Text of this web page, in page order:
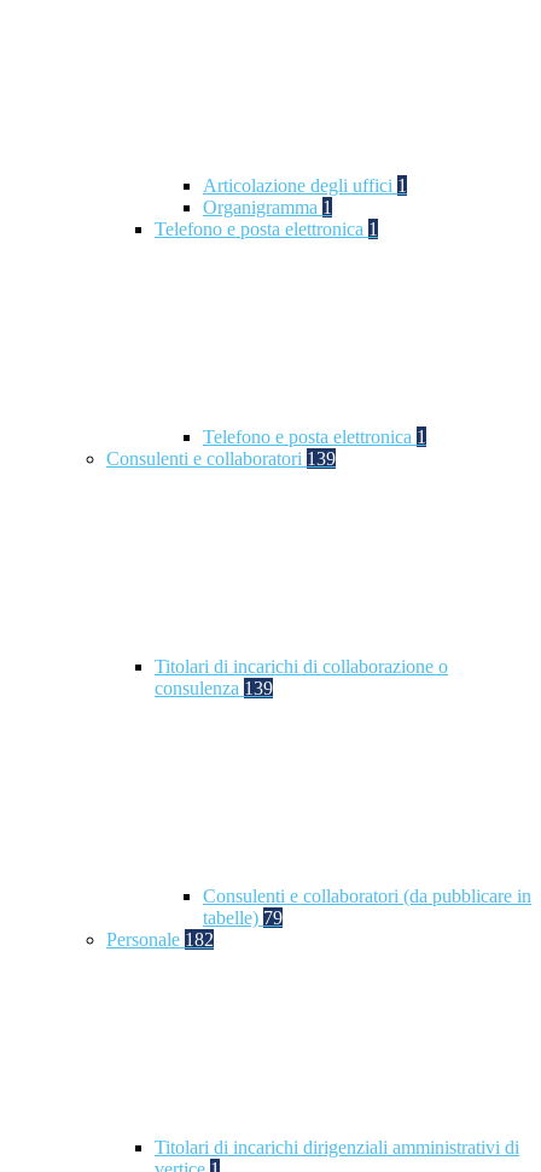
Articolazione degli uffici 1
Organigramma 1
Telefono e posta elettronica 1
Telefono e posta elettronica 1
Consulenti e collaboratori 139
Titolari di incarichi di collaborazione o
consulenza 139
Consulenti e collaboratori (da pubblicare in
tabelle) 79
Personale 182
Titolari di incarichi dirigenziali amministrativi di